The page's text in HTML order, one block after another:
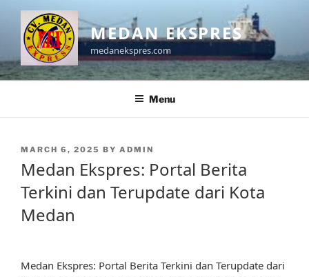
content
MEDAN EKSPRES
medanekspres.com
Menu
POSTED
MARCH 6, 2025 BY ADMIN
Medan Ekspres: Portal Berita
Terkini dan Terupdate dari Kota
Medan
Medan Ekspres: Portal Berita Terkini dan Terupdate dari